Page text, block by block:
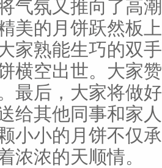
气氛又推向了高
美的月饼跃然板
家熟能生巧的双
横空出世。大家
最后，大家将做
给其他同事和家
小小的月饼不仅
浓浓的天顺情。